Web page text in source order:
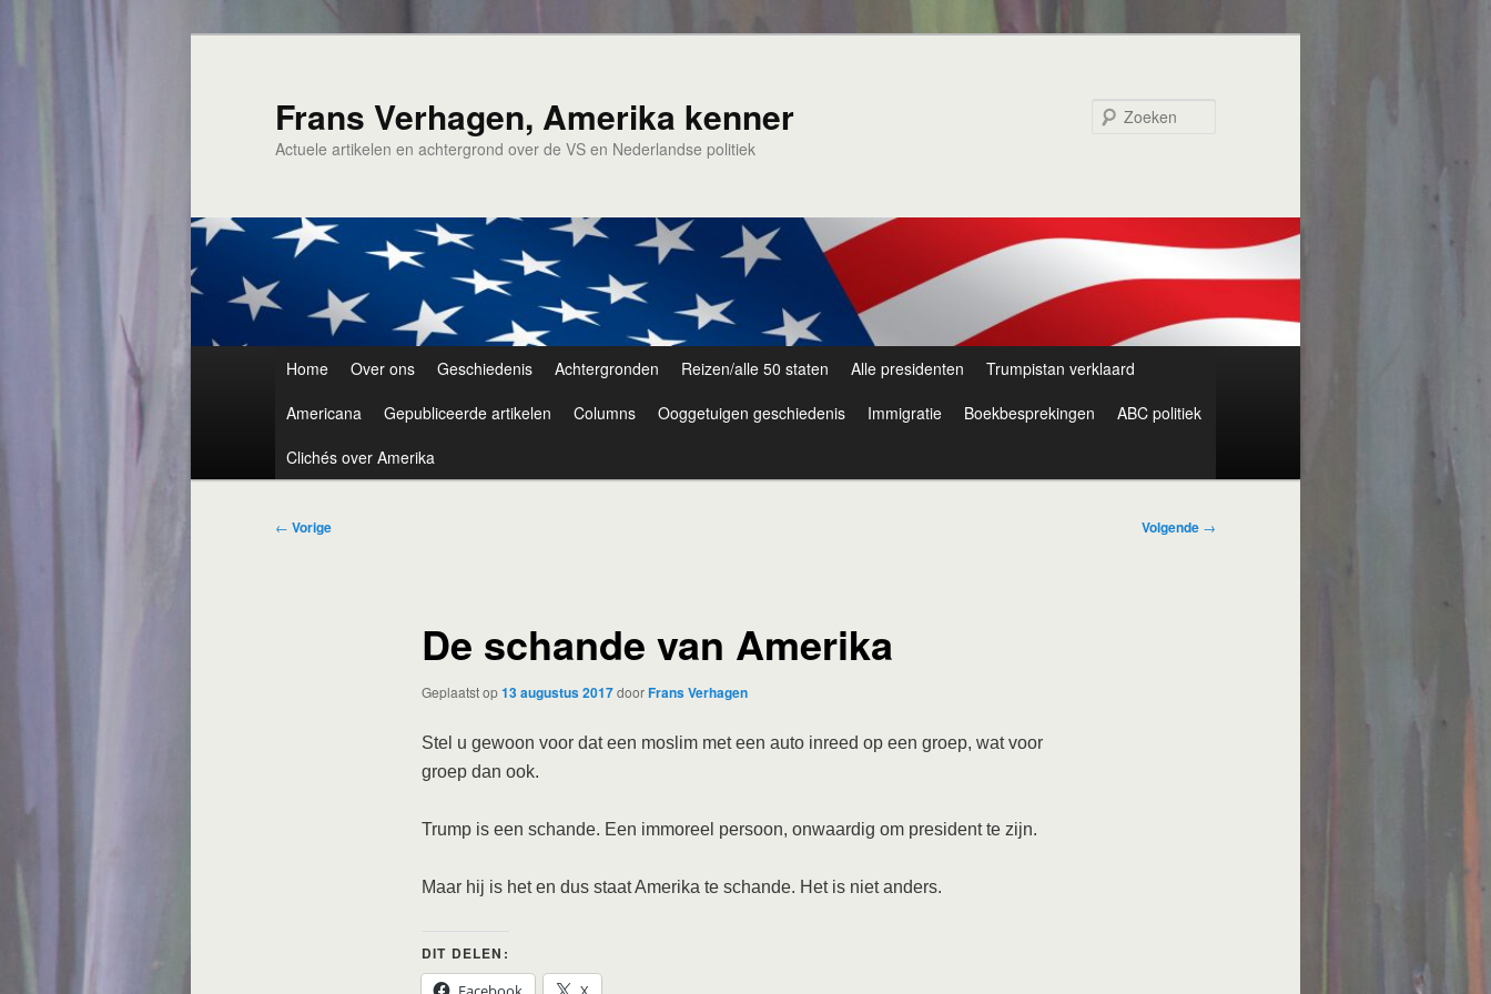
Frans Verhagen, Amerika kenner
Actuele artikelen en achtergrond over de VS en Nederlandse politiek
Home Over ons Geschiedenis Achtergronden Reizen/alle 50 staten Alle presidenten
Trumpistan verklaard
Americana
Gepubliceerde artikelen Columns Ooggetuigen geschiedenis Immigratie Boekbesprekingen
ABC politiek
Clichés over Amerika
Bericht
← Vorige Volgende →
De schande van Amerika
Geplaatst op13 augustus 2017doorFrans Verhagen
Stel u gewoon voor dat een moslim met een auto inreed op een groep, wat voor
groep dan ook.
Trump is een schande. Een immoreel persoon, onwaardig om president te zijn.
Maar hij is het en dus staat Amerika te schande. Het is niet anders.
DIT DELEN: